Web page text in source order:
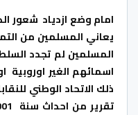
امام وضع ازدياد شعور
يعاني المسلمين من
المسلمين لم تجدد
اسمائهم الغير اوروبية
ذلك الاتحاد الوطني